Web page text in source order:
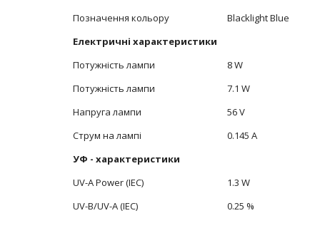
Позначення кольору
Blacklight Blue
Електричні характеристики
Потужність лампи
8 W
Потужність лампи
7.1 W
Напруга лампи
56 V
Струм на лампі
0.145 A
УФ - характеристики
UV-A Power (IEC)
1.3 W
UV-B/UV-A (IEC)
0.25 %